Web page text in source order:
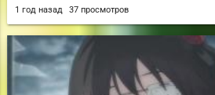
1 год назад 37 просмотров